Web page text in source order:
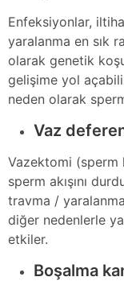
Enfeksiyonlar,
yaralanma en sık
olarak genetik
gelişime yol
neden olarak
Vaz
Vazektomi (sperm
sperm akışını
travma /
diğer nedenlerle
etkiler.
Boşalma